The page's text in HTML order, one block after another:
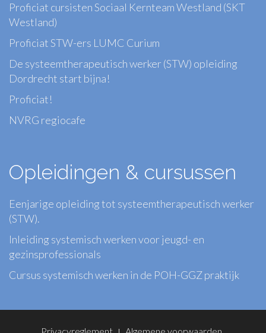
Proficiat cursisten Sociaal Kernteam Westland (SKT
Westland)
Proficiat STW-ers LUMC Curium
De systeemtherapeutisch werker (STW) opleiding
Dordrecht start bijna!
Proficiat!
NVRG regiocafe
Opleidingen & cursussen
Eenjarige opleiding tot systeemtherapeutisch werker
(STW).
Inleiding systemisch werken voor jeugd- en
gezinsprofessionals
Cursus systemisch werken in de POH-GGZ praktijk